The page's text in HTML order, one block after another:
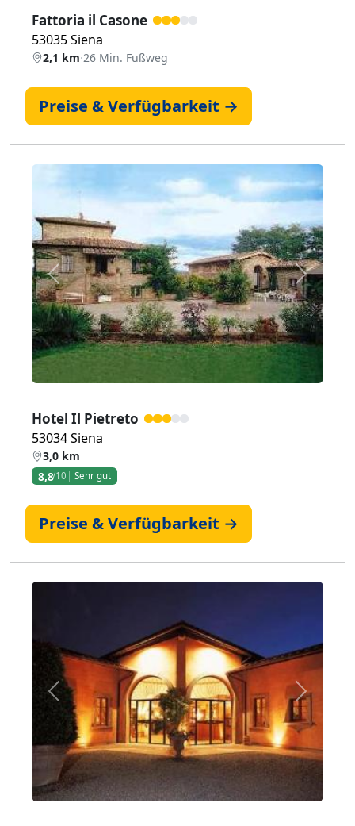
Fattoria il Casone
53035 Siena
2,1 km·26 Min. Fußweg
Preise & Verfügbarkeit →
Zurück Weiter
Hotel Il Pietreto
53034 Siena
3,0 km
8,8/10 Sehr gut
Preise & Verfügbarkeit →
Zurück Weiter